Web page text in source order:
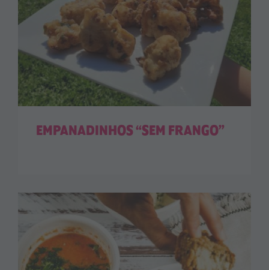
EMPANADINHOS “SEM FRANGO”